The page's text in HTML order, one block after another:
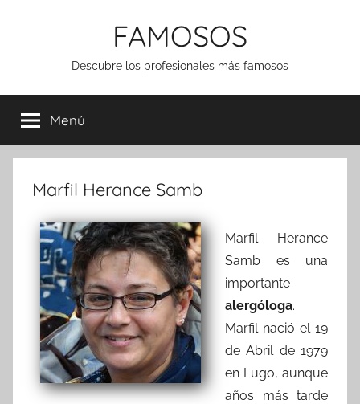
FAMOSOS
Descubre los profesionales más famosos
Menú
Marfil Herance Samb
Marfil Herance
Samb es una
importante
alergóloga.
Marfil nació el 19
de Abril de 1979
en Lugo, aunque
años más tarde